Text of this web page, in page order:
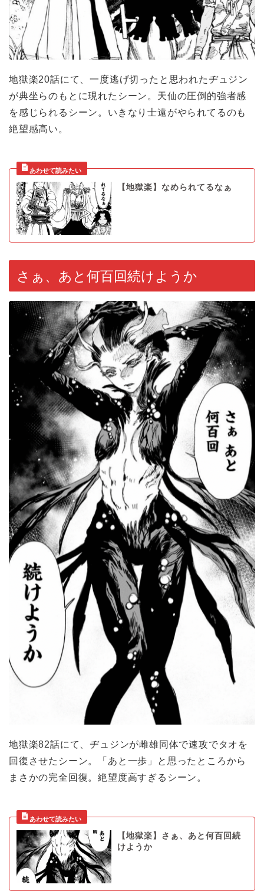
地獄楽20話にて、一度逃げ切ったと思われたヂュジン
が典坐らのもとに現れたシーン。天仙の圧倒的強者感
を感じられるシーン。いきなり士遠がやられてるのも
絶望感高い。
【地獄楽】なめられてるなぁ
さぁ、あと何百回続けようか
地獄楽82話にて、ヂュジンが雌雄同体で速攻でタオを
回復させたシーン。「あと一歩」と思ったところから
まさかの完全回復。絶望度高すぎるシーン。
【地獄楽】さぁ、あと何百回続
けようか